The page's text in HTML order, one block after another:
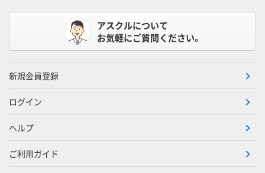
アスクルについて
お気軽にご質問ください。
新規会員登録
ログイン
ヘルプ
ご利用ガイド